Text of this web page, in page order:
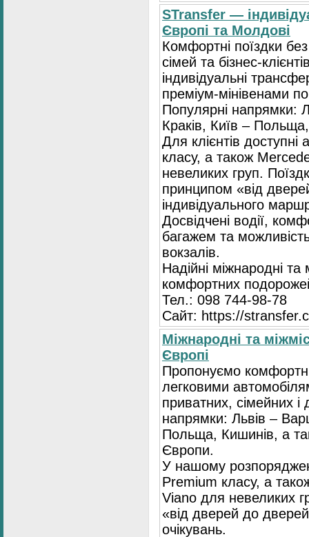
STransfer —
Європі та Молдові
Комфортні поїздки
сімей та бізнес-
індивідуальні
преміум-мінівенами
Популярні напрямки:
Краків, Київ –
Для клієнтів
класу, а також
невеликих груп.
принципом «від
індивідуального
Досвідчені водії,
багажем та
вокзалів.
Надійні міжнародні
комфортних
Тел.: 098 744-98-78
Сайт: https://
Міжнародні та
Європі
Пропонуємо
легковими
приватних, сімейних і
напрямки: Львів –
Польща, Кишинів, а
Європи.
У нашому
Premium класу, а
Viano для невеликих
«від дверей до
очікувань.